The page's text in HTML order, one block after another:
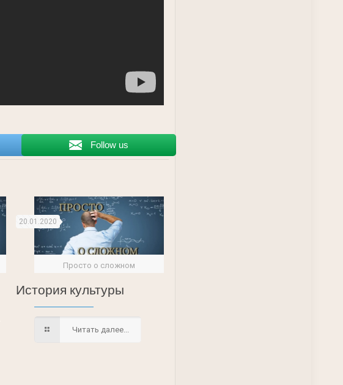
Follow us
Просто о сложном
20.01.2020
История культуры
Читать далее...